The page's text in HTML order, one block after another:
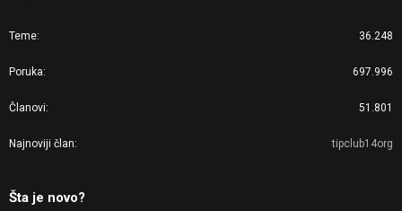
Teme 36.248
Poruka 697.996
Članovi 51.801
Najnoviji član tipclub14org
Šta je novo?